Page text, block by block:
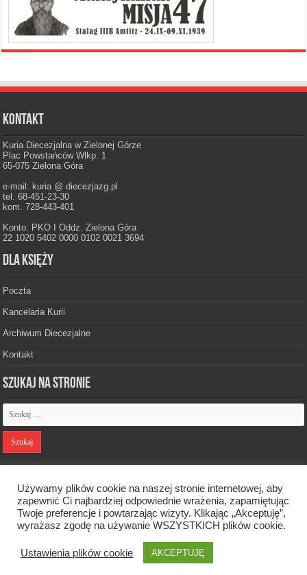
Kontakt
Kuria Diecezjalna w Zielonej Górze
Plac Powstańców Wlkp. 1
65-075 Zielona Góra
e-mail: kuria @ diecezjazg.pl
tel. 68-451-23-30
kom. 728-443-401
Konto: PKO I Oddz. Zielona Góra
22 1020 5402 0000 0102 0021 3694
Dla księży
Poczta
Kancelaria Kurii
Archiwum Diecezjalne
Kontakt
Szukaj na stronie
Designed by Webdawid
Oficjalna strona Diecezji Zielonogórsko-Gorzowskiej. © 2026. Wszelkie
prawa zastrzeżone.
Używamy plików cookie na naszej stronie internetowej, aby
zapewnić Ci najbardziej odpowiednie wrażenia, zapamiętując
Twoje preferencje i powtarzając wizyty. Klikając „Akceptuję”,
wyrażasz zgodę na używanie WSZYSTKICH plików cookie.
Ustawienia plików cookie AKCEPTUJĘ